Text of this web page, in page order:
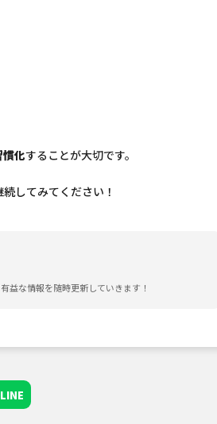
慣化することが大切です。
してみてください！
益な情報を随時更新していきます！
LINE